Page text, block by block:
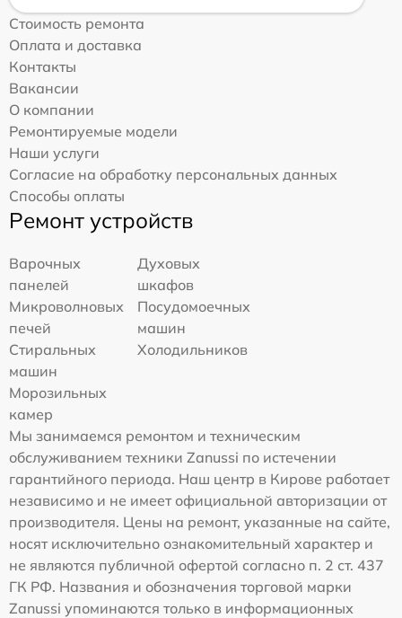
Стоимость ремонта
Оплата и доставка
Контакты
Вакансии
О компании
Ремонтируемые модели
Наши услуги
Согласие на обработку персональных данных
Способы оплаты
Ремонт устройств
Варочных
панелей
Духовых
шкафов
Микроволновых
печей
Посудомоечных
машин
Стиральных
машин
Холодильников
Морозильных
камер
Мы занимаемся ремонтом и техническим
обслуживанием техники Zanussi по истечении
гарантийного периода. Наш центр в Кирове работает
независимо и не имеет официальной авторизации от
производителя. Цены на ремонт, указанные на сайте,
носят исключительно ознакомительный характер и
не являются публичной офертой согласно п. 2 ст. 437
ГК РФ. Названия и обозначения торговой марки
Zanussi упоминаются только в информационных